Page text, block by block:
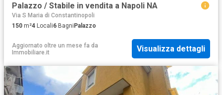
Palazzo / Stabile in vendita a Napoli NA
Via S Maria di Constantinopoli
150 m²4 Locali6 BagniPalazzo
Aggiornato oltre un mese fa da
Immobiliare.it
Visualizza dettagli